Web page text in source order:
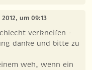
um 09:13
verkneifen -
danke und bitte zu
weh, wenn ein